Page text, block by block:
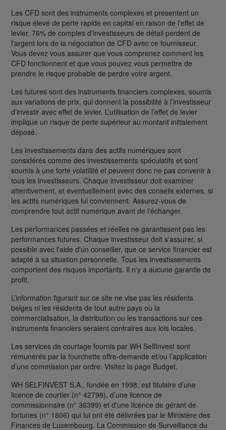
Les CFD sont des instruments complexes et présentent un
risque élevé de perte rapide en capital en raison de l'effet de
levier. 76% de comptes d'investisseurs de détail perdent de
l'argent lors de la négociation de CFD avec ce fournisseur.
Vous devez vous assurer que vous comprenez comment les
CFD fonctionnent et que vous pouvez vous permettre de
prendre le risque probable de perdre votre argent.
Les futures sont des instruments financiers complexes, soumis
aux variations de prix, qui donnent la possibilité à l’investisseur
d’investir avec effet de levier. L’utilisation de l’effet de levier
implique un risque de perte supérieur au montant initialement
déposé.
Les investissements dans des actifs numériques sont
considérés comme des investissements spéculatifs et sont
soumis à une forte volatilité et peuvent donc ne pas convenir à
tous les investisseurs. Chaque investisseur doit examiner
attentivement, et éventuellement avec des conseils externes, si
les actifs numériques lui conviennent. Assurez-vous de
comprendre tout actif numérique avant de l'échanger.
Les performances passées et réelles ne garantissent pas les
performances futures. Chaque investisseur doit s'assurer, si
possible avec l'aide d'un conseiller, que ce service financier est
adapté à sa situation personnelle. Tous les investissements
comportent des risques importants. Il n'y a aucune garantie de
profit.
L’information figurant sur ce site ne vise pas les résidents
belges ni les résidents de tout autre pays où la
commercialisation, la distribution ou les transactions sur ces
instruments financiers seraient contraires aux lois locales.
Les services de courtage fournis par WH SelfInvest sont
rémunérés par la fourchette offre-demande et/ou l’application
d’une commission par ordre. Visitez la page Budget.
WH SELFINVEST S.A., fondée en 1998, est titulaire d’une
licence de courtier (n° 42798), d’une licence de
commissionnaire (n° 36399) et d'une licence de gérant de
fortunes (n° 1806) qui lui ont été délivrées par le Ministère des
Finances de Luxembourg. La Commission de Surveillance du